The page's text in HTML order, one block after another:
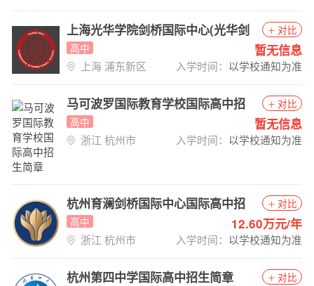
上海光华学院剑桥国际中心(光华剑
桥)国际高中招生简章
高中
上海 浦东新区 入学时间： 以学校通知为准
对比
暂无信息
马可波罗国际教育学校国际高中招
生简章
高中
浙江 杭州市 入学时间： 以学校通知为准
对比
暂无信息
杭州育澜剑桥国际中心国际高中招
生简章
高中
浙江 杭州市 入学时间： 以学校通知为准
对比
12.60万元/年
杭州第四中学国际高中招生简章 对比